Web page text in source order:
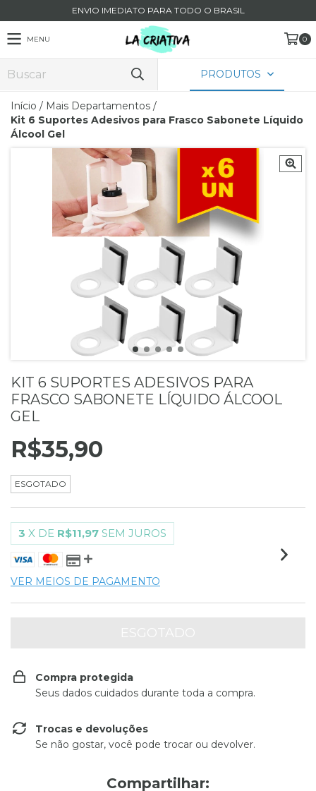
ENVIO IMEDIATO PARA TODO O BRASIL
MENU 0
PRODUTOS
Início / Mais Departamentos /
Kit 6 Suportes Adesivos para Frasco Sabonete Líquido
Álcool Gel
KIT 6 SUPORTES ADESIVOS PARA
FRASCO SABONETE LÍQUIDO ÁLCOOL
GEL
R$35,90
ESGOTADO
3 X DE R$11,97 SEM JUROS
VER MEIOS DE PAGAMENTO
Compra protegida
Seus dados cuidados durante toda a compra.
Trocas e devoluções
Se não gostar, você pode trocar ou devolver.
Compartilhar: